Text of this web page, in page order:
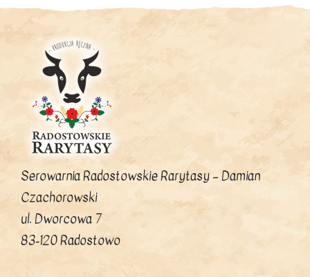
Serowarnia Radostowskie Rarytasy – Damian
Czachorowski
ul. Dworcowa 7
83-120 Radostowo